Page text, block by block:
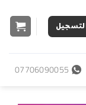
07706090055